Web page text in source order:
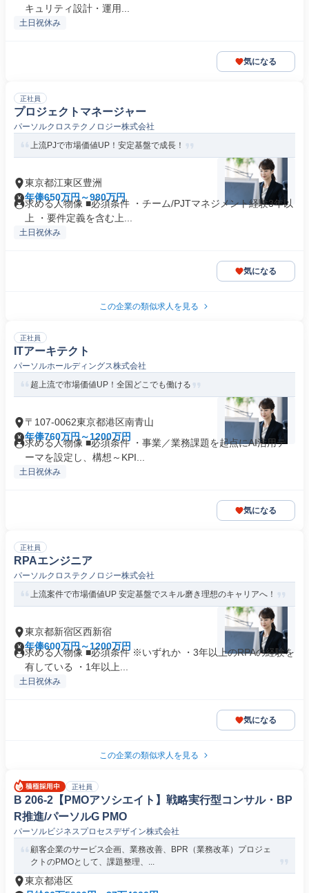
キュリティ設計・運用...
土日祝休み
気になる
正社員
プロジェクトマネージャー
パーソルクロステクノロジー株式会社
上流PJで市場価値UP！安定基盤で成長！
東京都江東区豊洲
年俸650万円～980万円
求める人物像 ■必須条件 ・チーム/PJTマネジメント経験3年以
上 ・要件定義を含む上...
土日祝休み
気になる
この企業の類似求人を見る
正社員
ITアーキテクト
パーソルホールディングス株式会社
超上流で市場価値UP！全国どこでも働ける
〒107-0062東京都港区南青山
年俸760万円～1200万円
求める人物像 ■必須条件 ・事業／業務課題を起点にAI活用テ
ーマを設定し、構想～KPI...
土日祝休み
気になる
正社員
RPAエンジニア
パーソルクロステクノロジー株式会社
上流案件で市場価値UP 安定基盤でスキル磨き理想のキャリアへ！
東京都新宿区西新宿
年俸600万円～1200万円
求める人物像 ■必須条件 ※いずれか ・3年以上のRPAの経験を
有している ・1年以上...
土日祝休み
気になる
この企業の類似求人を見る
正社員
B 206-2【PMOアソシエイト】戦略実行型コンサル・BP
R推進/パーソルG PMO
パーソルビジネスプロセスデザイン株式会社
顧客企業のサービス企画、業務改善、BPR（業務改革）プロジェ
クトのPMOとして、課題整理、...
東京都港区